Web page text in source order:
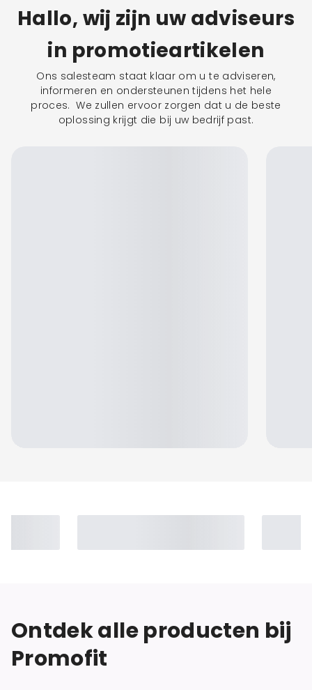
Hallo, wij zijn uw adviseurs
in promotieartikelen
Ons salesteam staat klaar om u te adviseren,
informeren en ondersteunen tijdens het hele
proces. We zullen ervoor zorgen dat u de beste
oplossing krijgt die bij uw bedrijf past.
Ontdek alle producten bij
Promofit